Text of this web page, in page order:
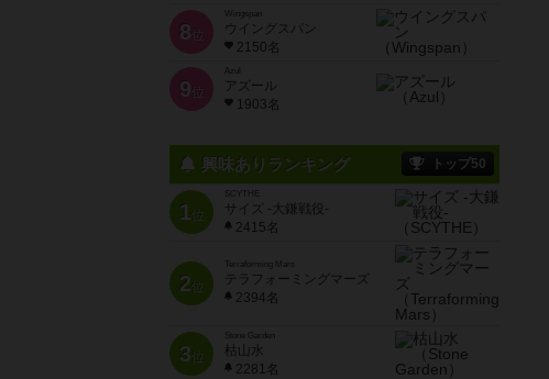
8 位
Wingspan
ウイングスパン
2150名
9 位
Azul
アズール
1903名
興味ありランキング トップ50
1位
SCYTHE
サイズ -大鎌戦役-
2415名
2位
Terraforming Mars
テラフォーミングマーズ
2394名
3位
Stone Garden
枯山水
2281名